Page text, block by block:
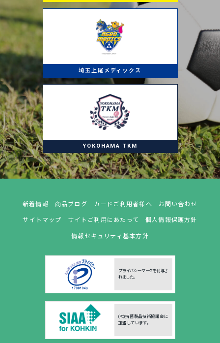
埼玉上尾メディックス
YOKOHAMA TKM
新着情報 商品ブログ カードご利用者様へ
お問い合わせ
サイトマップ
サイトご利用にあたって
個人情報保護方針
情報セキュリティ基本方針
プライバシーマークを付与さ
れました。
(社)抗菌製品技術協議会に
加盟しています。